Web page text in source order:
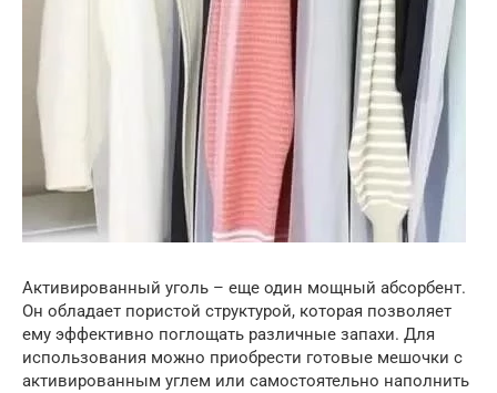
Активированный уголь – еще один мощный абсорбент.
Он обладает пористой структурой, которая позволяет
ему эффективно поглощать различные запахи. Для
использования можно приобрести готовые мешочки с
активированным углем или самостоятельно наполнить